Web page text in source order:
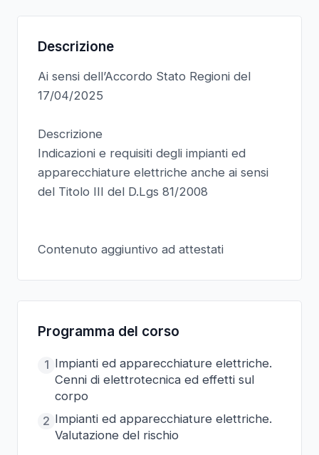
Descrizione
Ai sensi dell’Accordo Stato Regioni del
17/04/2025
Descrizione
Indicazioni e requisiti degli impianti ed
apparecchiature elettriche anche ai sensi
del Titolo III del D.Lgs 81/2008
Contenuto aggiuntivo ad attestati
Programma del corso
1 Impianti ed apparecchiature elettriche.
Cenni di elettrotecnica ed effetti sul
corpo
2 Impianti ed apparecchiature elettriche.
Valutazione del rischio